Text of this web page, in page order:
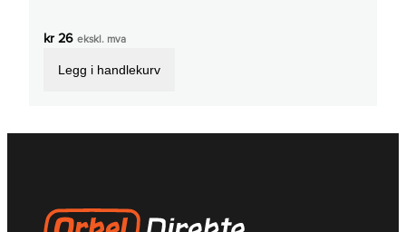
kr26 ekskl. mva
Legg i handlekurv